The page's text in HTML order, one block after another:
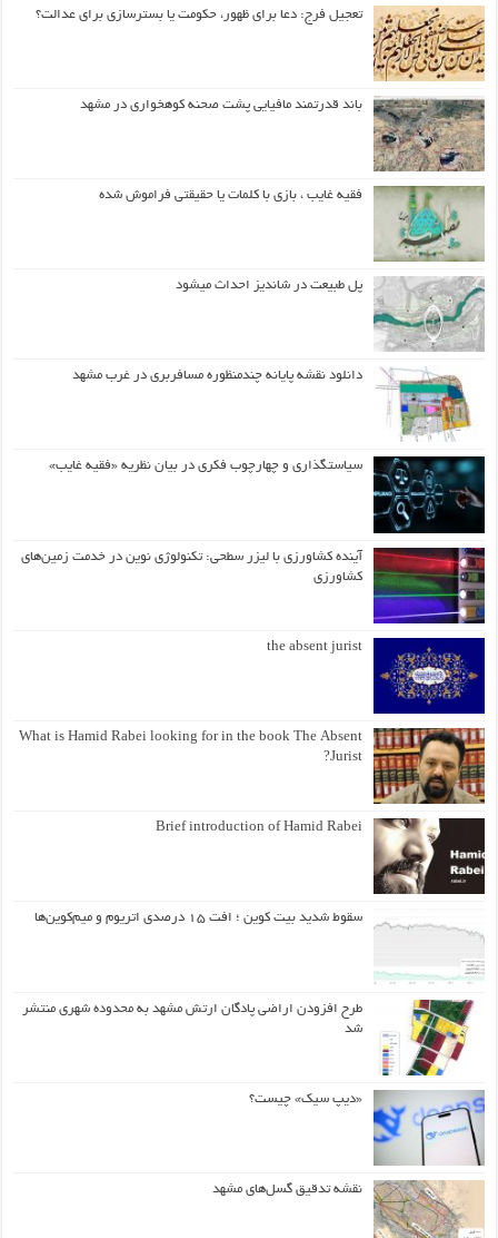
تعجیل فرج: دعا برای ظهور، حکومت یا بسترسازی برای عدالت؟
باند قدرتمند مافیایی پشت صحنه کوهخواری در مشهد
فقیه غایب ، بازی با کلمات یا حقیقتی فراموش شده
پل طبیعت در شاندیز احداث میشود
دانلود نقشه پایانه چندمنظوره مسافربری در غرب مشهد
سیاستگذاری و چهارچوب فکری در بیان نظریه «فقیه غایب»
آینده کشاورزی با لیزر سطحی: تکنولوژی نوین در خدمت زمین‌های
کشاورزی
the absent jurist
What is Hamid Rabei looking for in the book The Absent
Jurist?
Brief introduction of Hamid Rabei
سقوط شدید بیت کوین ؛ افت ۱۵ درصدی اتریوم و میم‌کوین‌ها
طرح افزودن اراضی پادگان ارتش مشهد به محدوده شهری منتشر
شد
«دیپ سیک» چیست؟
نقشه تدقیق گسل‌های مشهد